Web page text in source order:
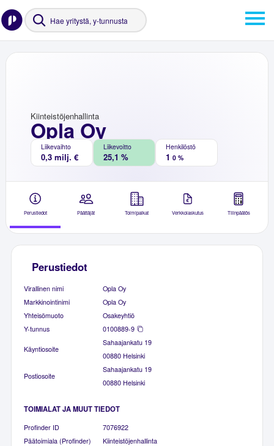
Opla Oy
Kiinteistöjenhallinta
Liikevaihto
0,3 milj. €
Liikevoitto
25,1 %
Henkilöstö
1 0 %
Perustiedot Päättäjät Toimipaikat Verkkolaskutus Tilinpäätös
Perustiedot
Virallinen nimi
Opla Oy
Markkinointinimi
Opla Oy
Yhteisömuoto
Osakeyhtiö
Y-tunnus
0100889-9
Käyntiosoite
Sahaajankatu 19
00880 Helsinki
Postiosoite
Sahaajankatu 19
00880 Helsinki
TOIMIALAT JA MUUT TIEDOT
Profinder ID
7076922
Päätoimiala (Profinder)
Kiinteistöjenhallinta